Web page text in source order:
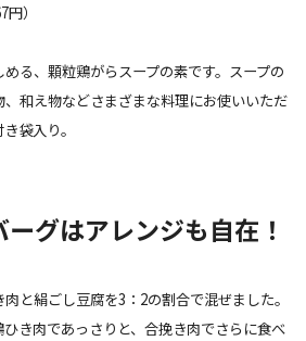
）
る、顆粒鶏がらスープの素です。スープの
和え物などさまざまな料理にお使いいただ
袋入り。
グはアレンジも自在！
と絹ごし豆腐を3：2の割合で混ぜました。
き肉であっさりと、合挽き肉でさらに食べ